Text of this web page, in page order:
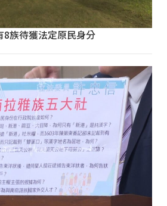
族待獲法定原民身分